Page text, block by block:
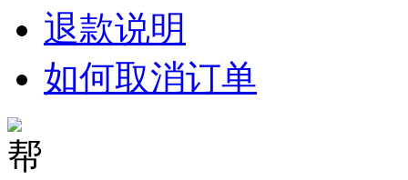
退款说明
如何取消订单